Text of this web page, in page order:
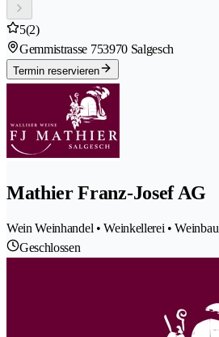
5(2)
Gemmistrasse 753970 Salgesch
Termin reservieren
Mathier Franz-Josef AG
Wein Weinhandel • Weinkellerei • Weinbau
Geschlossen